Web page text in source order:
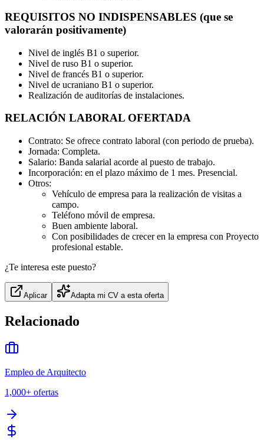
REQUISITOS NO INDISPENSABLES (que se
valorarán positivamente)
Nivel de inglés B1 o superior.
Nivel de ruso B1 o superior.
Nivel de francés B1 o superior.
Nivel de ucraniano B1 o superior.
Realización de auditorías de instalaciones.
RELACIÓN LABORAL OFERTADA
Contrato: Se ofrece contrato laboral (con periodo de prueba).
Jornada: Completa.
Salario: Banda salarial acorde al puesto de trabajo.
Incorporación: en el plazo máximo de 1 mes. Presencial.
Otros:
Vehículo de empresa para la realización de visitas a
campo.
Teléfono móvil de empresa.
Buen ambiente laboral.
Con posibilidades de crecer en la empresa con Proyecto
profesional estable.
¿Te interesa este puesto?
Aplicar Adapta mi CV a esta oferta
Relacionado
Empleo de Arquitecto
1,000+ ofertas